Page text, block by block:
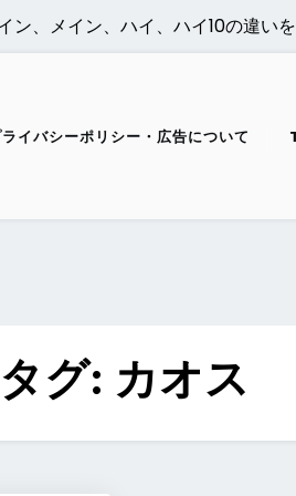
メイン、ハイ、ハイ10の違いを
イバシーポリシー・広告について
タグ: カオス